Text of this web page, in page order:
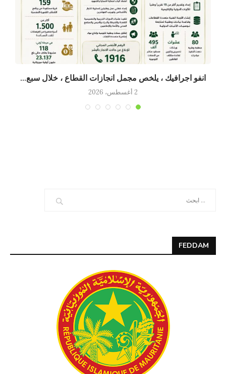
انفو اجرافيك ، يلخص مجمل انجازات القطاع ، خلال سبع...
2 أغسطس، 2026
FEDDAM